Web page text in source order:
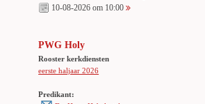
10-08-2026 om 10:00
PWG Holy
Rooster kerkdiensten
eerste haljaar 2026
Predikant: